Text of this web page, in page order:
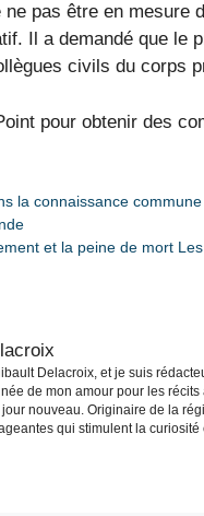
pas être en mesure
Il a demandé que le
civils du corps
pour obtenir des
la connaissance
et la peine de mort
Delacroix, et je suis
de mon amour pour les
nouveau. Originaire de la
qui stimulent la curiosité